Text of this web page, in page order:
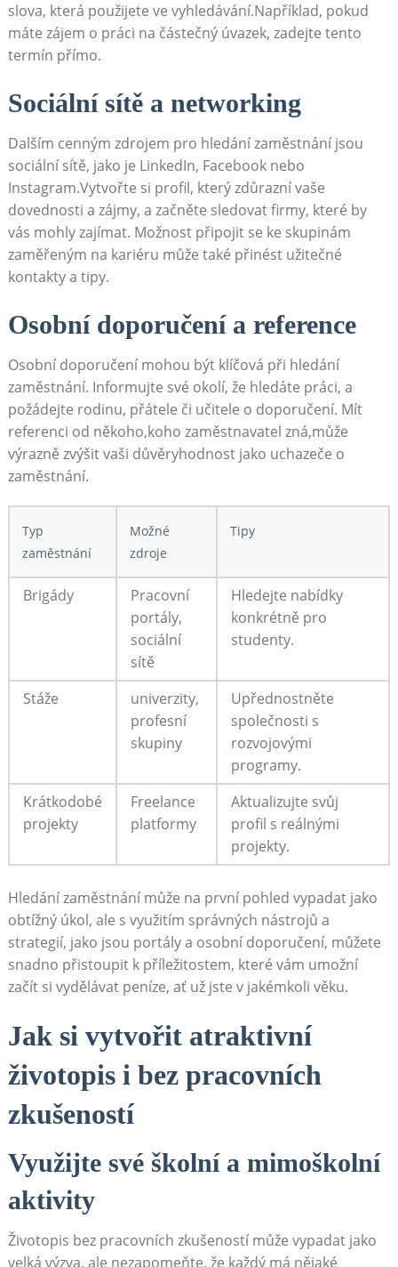
slova, která použijete ve vyhledávání.Například, pokud
máte zájem o práci na částečný úvazek, zadejte tento
termín přímo.
Sociální sítě a networking
Dalším cenným zdrojem pro hledání zaměstnání jsou
sociální sítě, jako je LinkedIn, Facebook nebo
Instagram.Vytvořte si profil, který zdůrazní vaše
dovednosti a zájmy, a začněte sledovat firmy, které by
vás mohly zajímat. Možnost připojit se ke skupinám
zaměřeným na kariéru může také přinést užitečné
kontakty a tipy.
Osobní doporučení a reference
Osobní doporučení mohou být klíčová při hledání
zaměstnání. Informujte své okolí, že hledáte práci, a
požádejte rodinu, přátele či učitele o doporučení. Mít
referenci od někoho,koho zaměstnavatel zná,může
výrazně zvýšit vaši důvěryhodnost jako uchazeče o
zaměstnání.
Typ
zaměstnání
Možné
zdroje
Tipy
Brigády
Pracovní
portály,
sociální
sítě
Hledejte nabídky
konkrétně pro
studenty.
Stáže
univerzity,
profesní
skupiny
Upřednostněte
společnosti s
rozvojovými
programy.
Krátkodobé
projekty
Freelance
platformy
Aktualizujte svůj
profil s reálnými
projekty.
Hledání zaměstnání může na první pohled vypadat jako
obtížný úkol, ale s využitím správných nástrojů a
strategií, jako jsou portály a osobní doporučení, můžete
snadno přistoupit k příležitostem, které vám umožní
začít si vydělávat peníze, ať už jste v jakémkoli věku.
Jak si vytvořit atraktivní
životopis i bez pracovních
zkušeností
Využijte své školní a mimoškolní
aktivity
Životopis bez pracovních zkušeností může vypadat jako
velká výzva, ale nezapomeňte, že každý má nějaké